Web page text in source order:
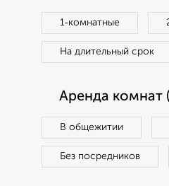
1‑комнатные
На длительный срок
Аренда комнат
В общежитии
Без посредников